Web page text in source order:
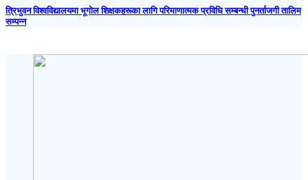
त्रिभुवन विश्वविद्यालयमा भूगोल शिक्षकहरूका लागि परिमाणात्मक प्रविधि सम्बन्धी पुनर्ताजगी तालिम
सम्पन्न